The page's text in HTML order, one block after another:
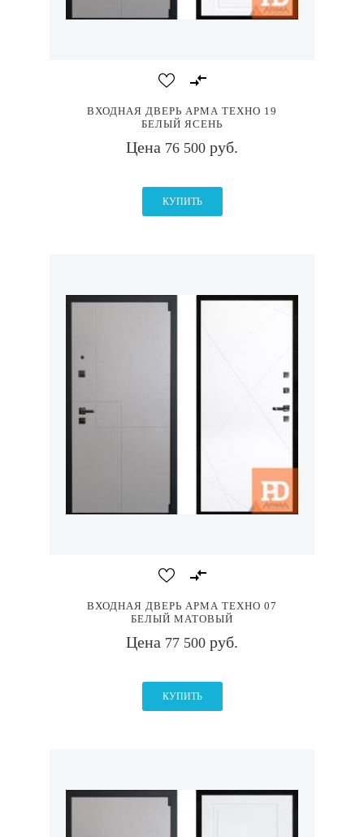
ВХОДНАЯ ДВЕРЬ АРМА ТЕХНО 19
БЕЛЫЙ ЯСЕНЬ
Цена 76 500 руб.
КУПИТЬ
ВХОДНАЯ ДВЕРЬ АРМА ТЕХНО 07
БЕЛЫЙ МАТОВЫЙ
Цена 77 500 руб.
КУПИТЬ